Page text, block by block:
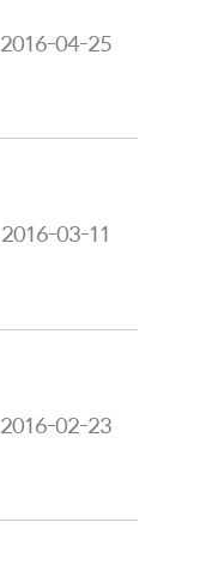
2016-04-25
2016-03-11
2016-02-23